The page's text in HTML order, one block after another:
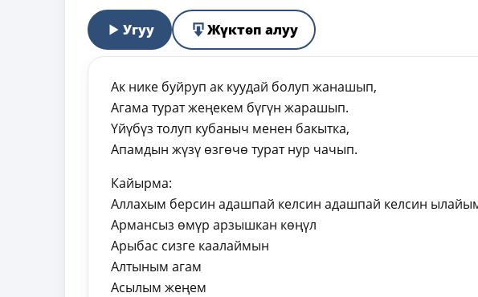
Угуу Жүктөп алуу
Ак нике буйруп ак куудай болуп жанашып,
Агама турат жеңекем бүгүн жарашып.
Үйүбүз толуп кубаныч менен бакытка,
Апамдын жүзү өзгөчө турат нур чачып.
Кайырма:
Аллахым берсин адашпай келсин адашпай келсин
Армансыз өмүр арзышкан көңүл
Арыбас сизге каалаймын
Алтыным агам
Асылым жеңем